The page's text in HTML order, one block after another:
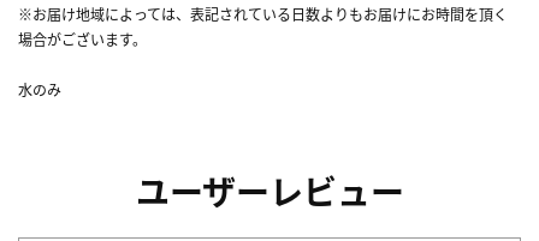
※お届け地域によっては、表記されている日数よりもお届けにお時間を頂く
場合がございます。
水のみ
ユーザーレビュー